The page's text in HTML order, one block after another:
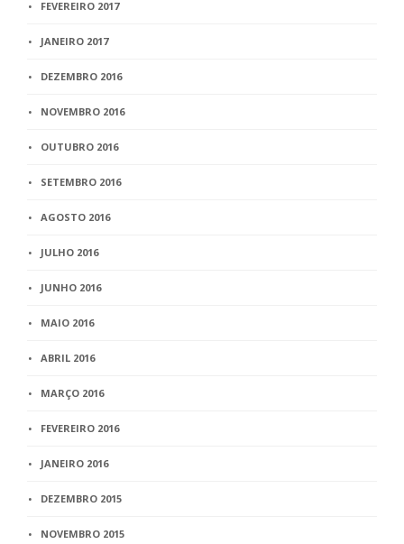
FEVEREIRO 2017
JANEIRO 2017
DEZEMBRO 2016
NOVEMBRO 2016
OUTUBRO 2016
SETEMBRO 2016
AGOSTO 2016
JULHO 2016
JUNHO 2016
MAIO 2016
ABRIL 2016
MARÇO 2016
FEVEREIRO 2016
JANEIRO 2016
DEZEMBRO 2015
NOVEMBRO 2015